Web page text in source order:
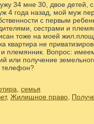
34 мне 30, двое детей,
4 года назад, мой муж
с первым
сестрами и
тоже на моей
квартира не
и племянник. Вопрос:
или получение
телефон?
, семья
, Жилищное право,